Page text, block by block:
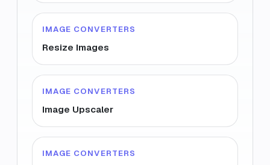
IMAGE CONVERTERS
Resize Images
IMAGE CONVERTERS
Image Upscaler
IMAGE CONVERTERS